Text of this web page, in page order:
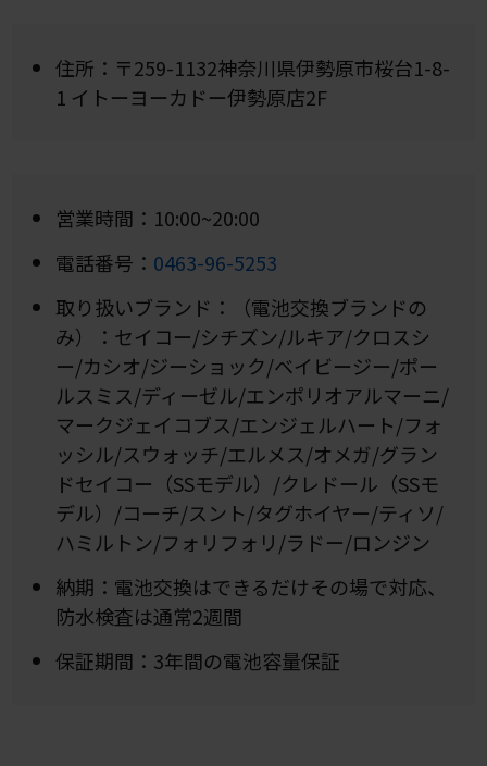
住所：〒259-1132神奈川県伊勢原市桜台1-8-
1 イトーヨーカドー伊勢原店2F
営業時間：10:00~20:00
電話番号： 0463-96-5253
取り扱いブランド：（電池交換ブランドの
み）：セイコー/シチズン/ルキア/クロスシ
ー/カシオ/ジーショック/ベイビージー/ポー
ルスミス/ディーゼル/エンポリオアルマーニ/
マークジェイコブス/エンジェルハート/フォ
ッシル/スウォッチ/エルメス/オメガ/グラン
ドセイコー（SSモデル）/クレドール（SSモ
デル）/コーチ/スント/タグホイヤー/ティソ/
ハミルトン/フォリフォリ/ラドー/ロンジン
納期：電池交換はできるだけその場で対応、
防水検査は通常2週間
保証期間：3年間の電池容量保証